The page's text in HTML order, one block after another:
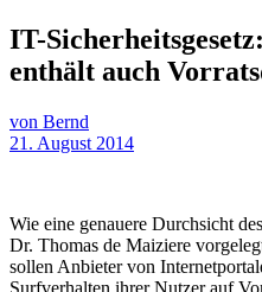
IT-
enthält auch
von Bernd
21. August 2014
Wie eine genauere Durchsicht
Dr. Thomas de Maiziere
sollen Anbieter von
Surfverhalten ihrer Nutzer auf